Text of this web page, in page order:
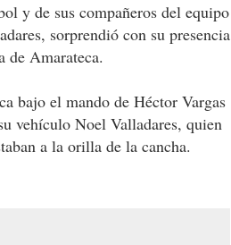
y de sus compañeros del equipo
sorprendió con su presencia
de Amarateca.
bajo el mando de Héctor Vargas
vehículo Noel Valladares, quien
a la orilla de la cancha.